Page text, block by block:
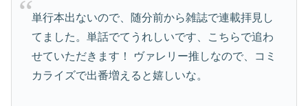
単行本出ないので、随分前から雑誌で連載拝見し
てました。単話でてうれしいです、こちらで追わ
せていただきます！ ヴァレリー推しなので、コミ
カライズで出番増えると嬉しいな。